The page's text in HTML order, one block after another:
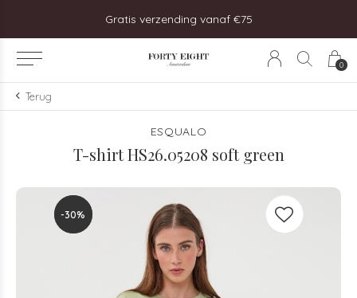
0
Bezoek onze winkel in Uitgeest!
Terug
ESQUALO
T-shirt HS26.05208 soft green
-30%
-30%